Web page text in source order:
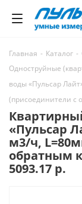
Главная - Каталог -
Одноструйные
воды «Пульсар
(присоединители с
«Пульсар
м3/ч,
обратным
5093.17 р.